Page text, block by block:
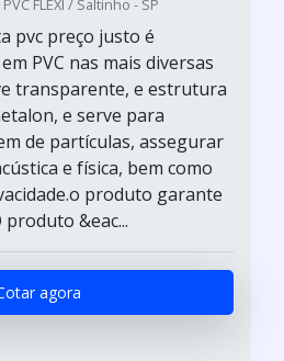
PVC FLEXI / Saltinho - SP
pvc preço justo é
PVC nas mais diversas
transparente, e estrutura
e serve para
de partículas, assegurar
e física, bem como
produto garante
&eac...
agora